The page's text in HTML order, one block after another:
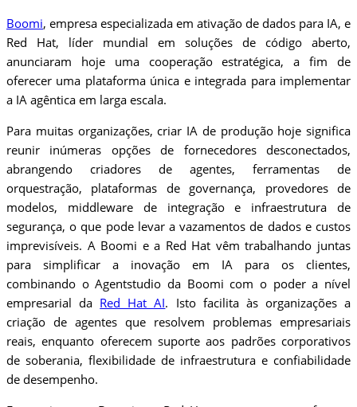
Boomi, empresa especializada em ativação de dados para IA, e
Red Hat, líder mundial em soluções de código aberto,
anunciaram hoje uma cooperação estratégica, a fim de
oferecer uma plataforma única e integrada para implementar
a IA agêntica em larga escala.
Para muitas organizações, criar IA de produção hoje significa
reunir inúmeras opções de fornecedores desconectados,
abrangendo criadores de agentes, ferramentas de
orquestração, plataformas de governança, provedores de
modelos, middleware de integração e infraestrutura de
segurança, o que pode levar a vazamentos de dados e custos
imprevisíveis. A Boomi e a Red Hat vêm trabalhando juntas
para simplificar a inovação em IA para os clientes,
combinando o Agentstudio da Boomi com o poder a nível
empresarial da Red Hat AI. Isto facilita às organizações a
criação de agentes que resolvem problemas empresariais
reais, enquanto oferecem suporte aos padrões corporativos
de soberania, flexibilidade de infraestrutura e confiabilidade
de desempenho.